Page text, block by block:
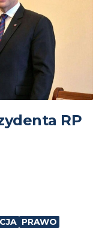
RP
PRAWO